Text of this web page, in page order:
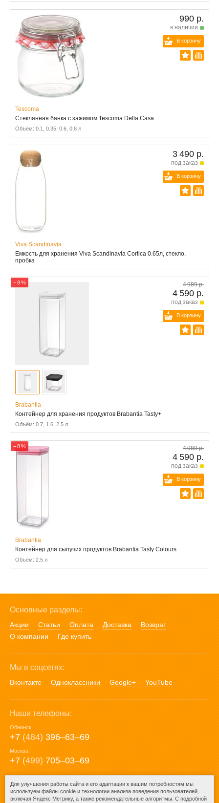
990 р.
в наличии
В корзину
Tescoma
Стеклянная банка с зажимом Tescoma Della Casa
Объём: 0.1, 0.35, 0.6, 0.8 л
3 490 р.
под заказ
В корзину
Viva Scandinavia
Емкость для хранения Viva Scandinavia Cortica 0.65л, стекло,
пробка
− 8 % 4 989 р.
4 590 р.
под заказ
В корзину
Brabantia
Контейнер для хранения продуктов Brabantia Tasty+
Объём: 0.7, 1.6, 2.5 л
− 8 % 4 989 р.
4 590 р.
под заказ
В корзину
Brabantia
Контейнер для сыпучих продуктов Brabantia Tasty Colours
Объём: 2.5 л
Основные разделы:
Акции Статьи Оплата Доставка
Возврат
О компании
Где купить
Мы в соцсетях:
Вконтакте Одноклассники Google+ YouTube
Наши телефоны:
Обнинск:
+7 (484) 396‒63‒69
Москва:
+7 (499) 705‒03‒69
E-mail:
mail@posuda40.ru
Для улучшения работы сайта и его адаптации к вашим потребностям мы
используем файлы cookie и технологии анализа поведения пользователей,
включая Яндекс Метрику, а также рекомендательные алгоритмы. С подробной